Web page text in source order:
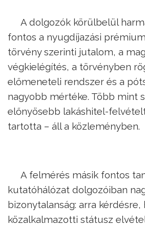
A dolgozók körülbelül
fontos a nyugdíjazási
törvény szerinti jutalom, a
végkielégítés, a törvényben
előmeneteli rendszer és a
nagyobb mértéke. Több mint
előnyösebb lakáshitel-
tartotta – áll a közleményben.
A felmérés másik fontos
kutatóhálózat dolgozóiban
bizonytalanság: arra kérdésre,
közalkalmazotti státusz